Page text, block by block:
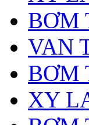
BƠM
VAN
BƠM
XY